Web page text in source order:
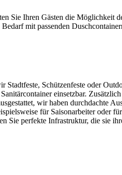
Sie Ihren Gästen die
mit passenden
Schützenfeste oder
einsetzbar.
wir haben durchdachte
für Saisonarbeiter oder
Sie perfekte Infrastruktur, die sie